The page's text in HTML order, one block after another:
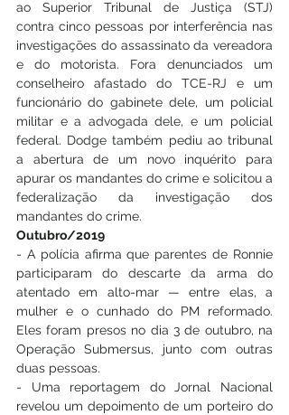
ao Superior Tribunal de Justiça (STJ)
contra cinco pessoas por interferência nas
investigações do assassinato da vereadora
e do motorista. Fora denunciados um
conselheiro afastado do TCE-RJ e um
funcionário do gabinete dele, um policial
militar e a advogada dele, e um policial
federal. Dodge também pediu ao tribunal
a abertura de um novo inquérito para
apurar os mandantes do crime e solicitou a
federalização da investigação dos
mandantes do crime.
Outubro/2019
- A polícia afirma que parentes de Ronnie
participaram do descarte da arma do
atentado em alto-mar — entre elas, a
mulher e o cunhado do PM reformado.
Eles foram presos no dia 3 de outubro, na
Operação Submersus, junto com outras
duas pessoas.
- Uma reportagem do Jornal Nacional
revelou um depoimento de um porteiro do